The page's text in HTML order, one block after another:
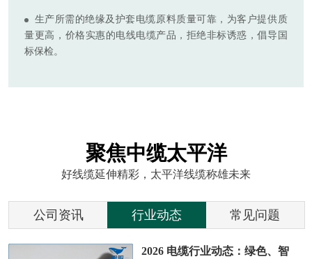
生产所需的绝缘及护套电缆原料质量可靠，为客户提供质
量更高，价格实惠的电线电缆产品，拒绝非标诱惑，倡导国
标保检。
聚焦中缆太平洋
好线缆延伸精彩，太平洋线缆称雄未来
公司资讯 行业动态 常见问题
2026 电缆行业动态：绿色、智